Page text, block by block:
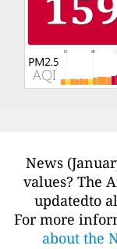
News
values? The
updatedto
For more
about the